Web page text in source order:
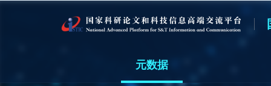
元数据